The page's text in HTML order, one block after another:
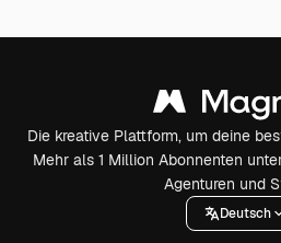
Die kreative Plattform, um deine
Mehr als 1 Million Abonnenten
Agenturen und
Deutsch